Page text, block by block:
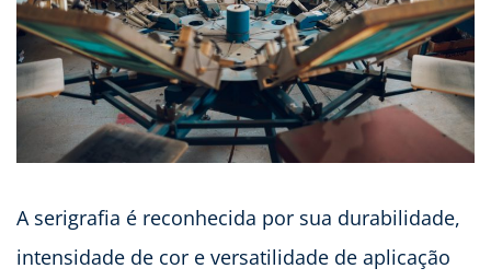
A serigrafia é reconhecida por sua durabilidade,
intensidade de cor e versatilidade de aplicação